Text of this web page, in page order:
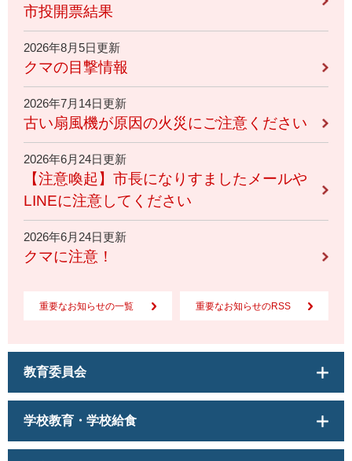
市投開票結果
2026年8月5日更新
クマの目撃情報
2026年7月14日更新
古い扇風機が原因の火災にご注意ください
2026年6月24日更新
【注意喚起】市長になりすましたメールや
LINEに注意してください
2026年6月24日更新
クマに注意！
重要なお知らせの一覧 重要なお知らせのRSS
教育委員会
学校教育・学校給食